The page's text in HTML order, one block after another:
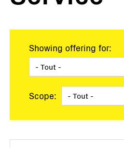
Showing offering for:
Scope: